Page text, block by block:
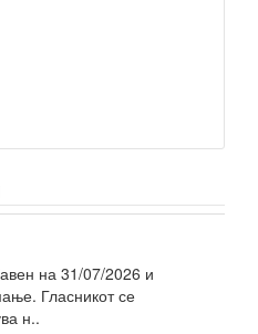
на 31/07/2026 и
Гласникот се
н..